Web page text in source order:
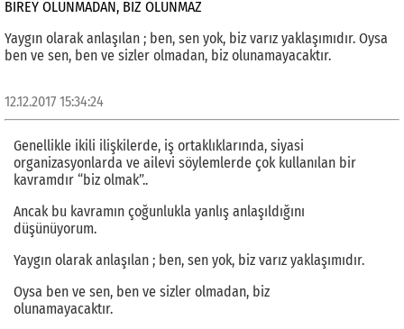
BİREY OLUNMADAN, BİZ OLUNMAZ
Yaygın olarak anlaşılan ; ben, sen yok, biz varız yaklaşımıdır. Oysa
ben ve sen, ben ve sizler olmadan, biz olunamayacaktır.
12.12.2017 15:34:24
Genellikle ikili ilişkilerde, iş ortaklıklarında, siyasi
organizasyonlarda ve ailevi söylemlerde çok kullanılan bir
kavramdır “biz olmak”..
Ancak bu kavramın çoğunlukla yanlış anlaşıldığını
düşünüyorum.
Yaygın olarak anlaşılan ; ben, sen yok, biz varız yaklaşımıdır.
Oysa ben ve sen, ben ve sizler olmadan, biz
olunamayacaktır.